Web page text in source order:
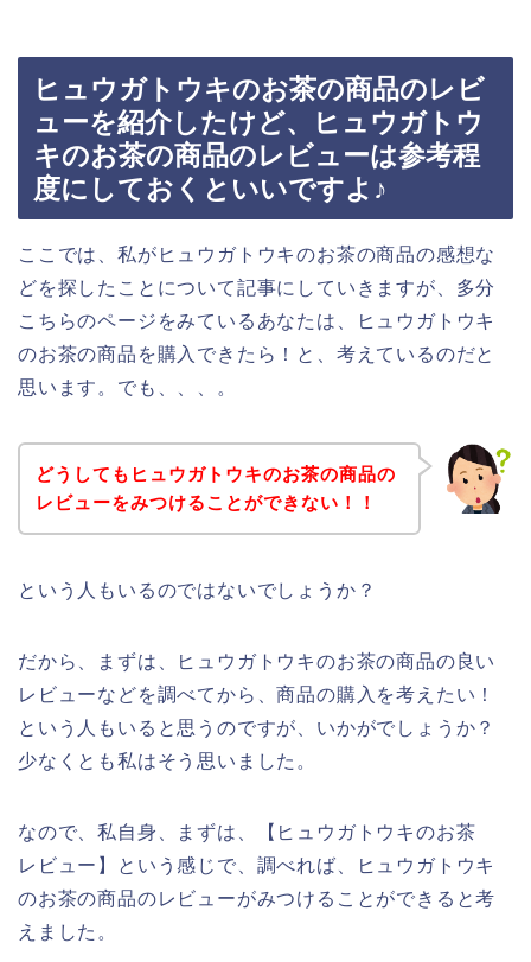
ヒュウガトウキのお茶の商品のレビ
ューを紹介したけど、ヒュウガトウ
キのお茶の商品のレビューは参考程
度にしておくといいですよ♪
ここでは、私がヒュウガトウキのお茶の商品の感想な
どを探したことについて記事にしていきますが、多分
こちらのページをみているあなたは、ヒュウガトウキ
のお茶の商品を購入できたら！と、考えているのだと
思います。でも、、、。
どうしてもヒュウガトウキのお茶の商品の
レビューをみつけることができない！！
という人もいるのではないでしょうか？
だから、まずは、ヒュウガトウキのお茶の商品の良い
レビューなどを調べてから、商品の購入を考えたい！
という人もいると思うのですが、いかがでしょうか？
少なくとも私はそう思いました。
なので、私自身、まずは、【ヒュウガトウキのお茶
レビュー】という感じで、調べれば、ヒュウガトウキ
のお茶の商品のレビューがみつけることができると考
えました。